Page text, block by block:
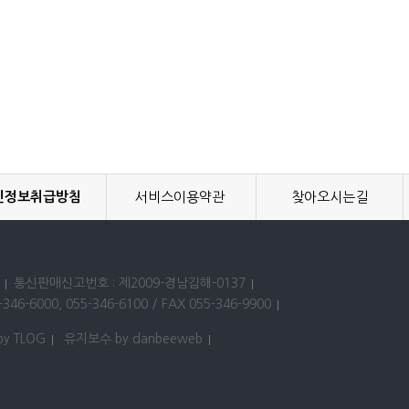
정보취급방침 서비스이용약관 찾아오시는길
통신판매신고번호 : 제2009-경남김해-0137
346-6000, 055-346-6100 / FAX 055-346-9900
TLOG 유지보수 by danbeeweb